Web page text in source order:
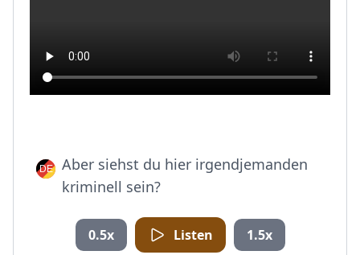
Aber siehst du hier irgendjemanden
kriminell sein?
0.5x Listen 1.5x